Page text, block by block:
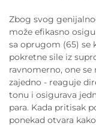
Zbog svog
može efikasno
sa oprugom (65) se
pokretne sile iz
ravnomerno, one
zajedno - reaguje
tonu i osigurava
para. Kada pritisak
ponekad otvara